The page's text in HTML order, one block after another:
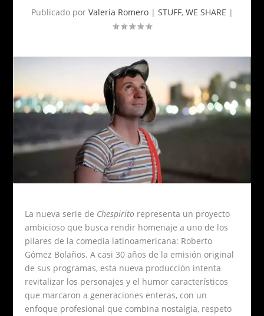
Publicado por Valeria Romero| STUFF, WE SHARE |
La nueva serie de Chespirito representa un proyecto
ambicioso que busca rendir homenaje a uno de los
pilares de la comedia latinoamericana: Roberto
Gómez Bolaños. A casi 30 años de la emisión original
de sus programas, esta nueva producción intenta
revitalizar los personajes y el humor característicos
que marcaron a generaciones enteras, con un
enfoque profesional que combina nostalgia, respeto